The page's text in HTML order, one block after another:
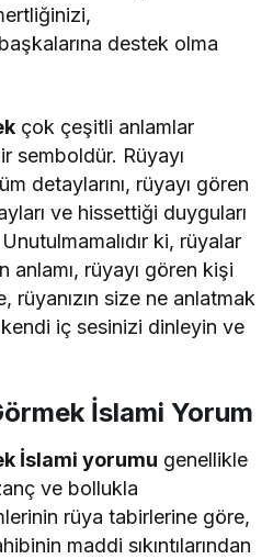
destek olma
çok çeşitli anlamlar
semboldür. Rüyayı
detaylarını, rüyayı gören
ve hissettiği duyguları
ki, rüyalar
anlamı, rüyayı gören kişi
rüyanızın size ne anlatmak
iç sesinizi dinleyin ve
İslami Yorum
İslami yorumu genellikle
ve bollukla
rüya tabirlerine göre,
maddi sıkıntılarından